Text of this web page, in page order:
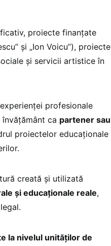
proiecte finanțate
și „Ion Voicu”), proiecte
și servicii artistice în
profesionale
ca partener sau
proiectelor educaționale
creată și utilizată
și educaționale reale,
la nivelul unităților de